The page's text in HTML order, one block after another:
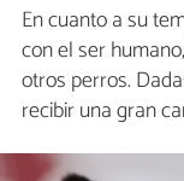
En cuanto a su
con el ser
otros perros.
recibir una gran